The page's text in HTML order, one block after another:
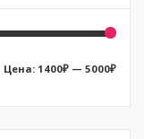
Цена: 1400₽ — 5000₽